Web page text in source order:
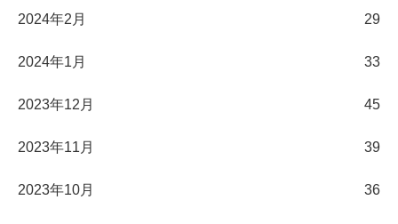
2024年2月 29
2024年1月 33
2023年12月 45
2023年11月 39
2023年10月 36